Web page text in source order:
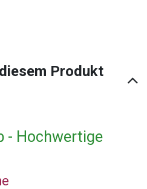
Produkt
- Hochwertige